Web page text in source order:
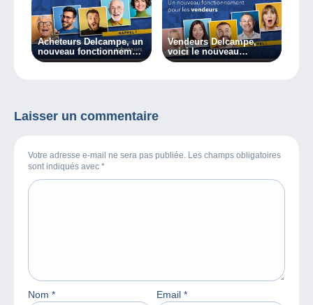
Acheteurs Delcampe, un
nouveau fonctionnement
dès aujourd’hui !
Vendeurs Delcampe,
voici le nouveau
fonctionnement de
Laisser un commentaire
Votre adresse e-mail ne sera pas publiée. Les champs obligatoires
sont indiqués avec *
Nom * Email *